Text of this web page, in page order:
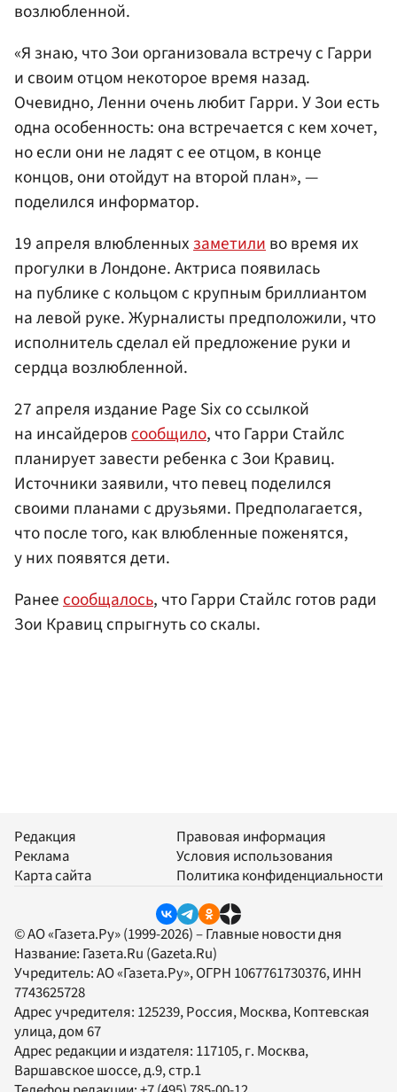
возлюбленной.
«Я знаю, что Зои организовала встречу с Гарри
и своим отцом некоторое время назад.
Очевидно, Ленни очень любит Гарри. У Зои есть
одна особенность: она встречается с кем хочет,
но если они не ладят с ее отцом, в конце
концов, они отойдут на второй план», —
поделился информатор.
19 апреля влюбленныхзаметиливо время их
прогулки в Лондоне. Актриса появилась
на публике с кольцом с крупным бриллиантом
на левой руке. Журналисты предположили, что
исполнитель сделал ей предложение руки и
сердца возлюбленной.
27 апреля издание Page Six со ссылкой
на инсайдеровсообщило, что Гарри Стайлс
планирует завести ребенка с Зои Кравиц.
Источники заявили, что певец поделился
своими планами с друзьями. Предполагается,
что после того, как влюбленные поженятся,
у них появятся дети.
Ранеесообщалось, что Гарри Стайлс готов ради
Зои Кравиц спрыгнуть со скалы.
Редакция
Реклама
Карта сайта
Правовая информация
Условия использования
Политика конфиденциальности
© АО «Газета.Ру» (1999-2026) – Главные новости дня
Название: Газета.Ru (Gazeta.Ru)
Учредитель:АО «Газета.Ру», ОГРН 1067761730376, ИНН
7743625728
Адрес учредителя: 125239, Россия, Москва, Коптевская
улица, дом 67
Адрес редакции и издателя: 117105, г. Москва,
Варшавское шоссе, д.9, стр.1